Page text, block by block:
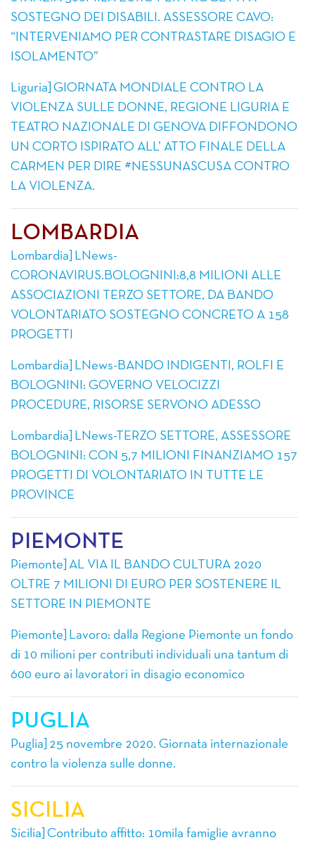
SOSTEGNO DEI DISABILI. ASSESSORE CAVO:
“INTERVENIAMO PER CONTRASTARE DISAGIO E
ISOLAMENTO”
Liguria] GIORNATA MONDIALE CONTRO LA
VIOLENZA SULLE DONNE, REGIONE LIGURIA E
TEATRO NAZIONALE DI GENOVA DIFFONDONO
UN CORTO ISPIRATO ALL’ ATTO FINALE DELLA
CARMEN PER DIRE #NESSUNASCUSA CONTRO
LA VIOLENZA.
LOMBARDIA
Lombardia] LNews-
CORONAVIRUS.BOLOGNINI:8,8 MILIONI ALLE
ASSOCIAZIONI TERZO SETTORE, DA BANDO
VOLONTARIATO SOSTEGNO CONCRETO A 158
PROGETTI
Lombardia] LNews-BANDO INDIGENTI, ROLFI E
BOLOGNINI: GOVERNO VELOCIZZI
PROCEDURE, RISORSE SERVONO ADESSO
Lombardia] LNews-TERZO SETTORE, ASSESSORE
BOLOGNINI: CON 5,7 MILIONI FINANZIAMO 157
PROGETTI DI VOLONTARIATO IN TUTTE LE
PROVINCE
PIEMONTE
Piemonte] AL VIA IL BANDO CULTURA 2020
OLTRE 7 MILIONI DI EURO PER SOSTENERE IL
SETTORE IN PIEMONTE
Piemonte] Lavoro: dalla Regione Piemonte un fondo
di 10 milioni per contributi individuali una tantum di
600 euro ai lavoratori in disagio economico
PUGLIA
Puglia] 25 novembre 2020. Giornata internazionale
contro la violenza sulle donne.
SICILIA
Sicilia] Contributo affitto: 10mila famiglie avranno